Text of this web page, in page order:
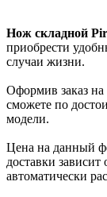
Нож складной
приобрести
случаи жизни.
Оформив заказ на
сможете по
модели.
Цена на данный
доставки
автоматически